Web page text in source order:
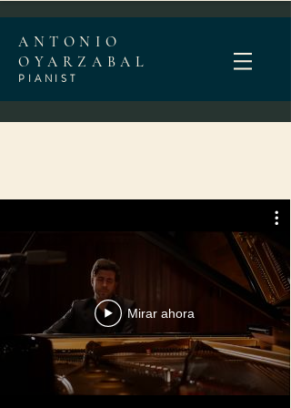
ANTONIO
OYARZABAL
PIANIST
Mirar ahora